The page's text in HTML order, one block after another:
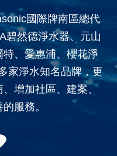
國際牌南區總代
碧然德淨水器、元山
、愛惠浦、櫻花淨
家淨水知名品牌，更
增加社區、建案、
服務。